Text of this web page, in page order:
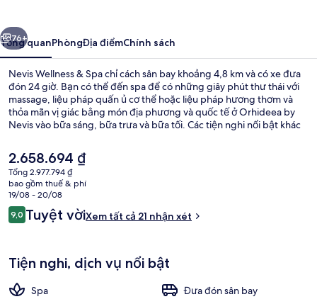
Tiếp
76+
Tổng quanPhòngĐịa điểmChính sách
Nevis Wellness & Spa chỉ cách sân bay khoảng 4,8 km và có xe đưa
đón 24 giờ. Bạn có thể đến spa để có những giây phút thư thái với
massage, liệu pháp quấn ủ cơ thể hoặc liệu pháp hương thơm và
thỏa mãn vị giác bằng món địa phương và quốc tế ở Orhideea by
Nevis vào bữa sáng, bữa trưa và bữa tối. Các tiện nghi nổi bật khác
hơi. Dịch vụ giao thông công cộng ở rất gần: chỉ cách Trạm xe điện
Biserica Emanuel 13 phút đi bộ.
Giá
hiện
tại
là
2.658.694 ₫
2.658.694 ₫
Tổng 2.977.794 ₫
bao gồm thuế & phí
19/08 - 20/08
Nhận
xét
9,09,0 trên 10,
Tuyệt vờiXem tất cả 21 nhận xét
Tiện nghi, dịch vụ nổi bật
Spa
Đưa đón sân bay